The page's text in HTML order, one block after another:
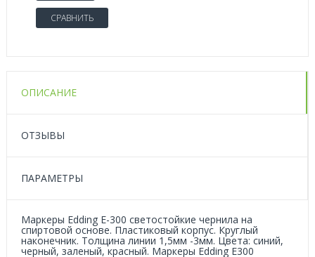
СРАВНИТЬ
ОПИСАНИЕ
ОТЗЫВЫ
ПАРАМЕТРЫ
Маркеры Edding Е-300 светостойкие чернила на
спиртовой основе. Пластиковый корпус. Круглый
наконечник. Толщина линии 1,5мм -3мм. Цвета: синий,
черный, заленый, красный. Маркеры Edding Е300